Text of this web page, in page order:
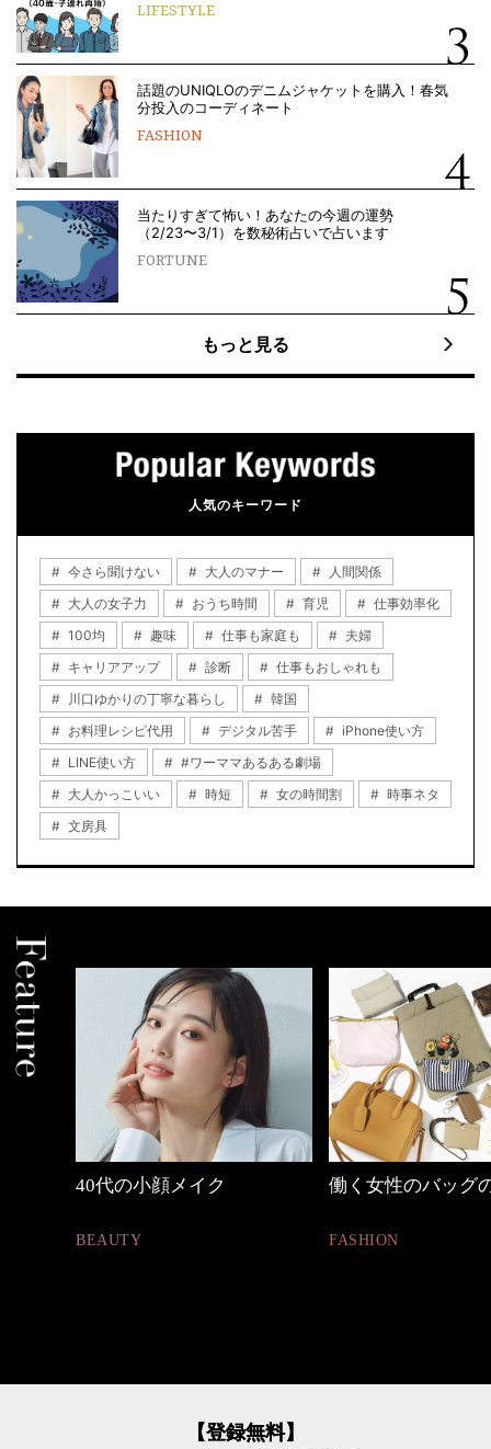
LIFESTYLE
話題のUNIQLOのデニムジャケットを購入！春気
分投入のコーディネート
FASHION
当たりすぎて怖い！あなたの今週の運勢
（2/23〜3/1）を数秘術占いで占います
FORTUNE
もっと見る
人気のキーワード
今さら聞けない 大人のマナー
人間関係
大人の女子力
おうち時間 育児
仕事効率化
100均
趣味 仕事も家庭も
夫婦
キャリアアップ
診断
仕事もおしゃれも
川口ゆかりの丁寧な暮らし
韓国
お料理レシピ代用
デジタル苦手
iPhone使い方
LINE使い方
#ワーママあるある劇場
大人かっこいい
時短 女の時間割
時事ネタ
文房具
働く女性のバッグの中身
FASHION
【ワーママのきれ
【登録無料】